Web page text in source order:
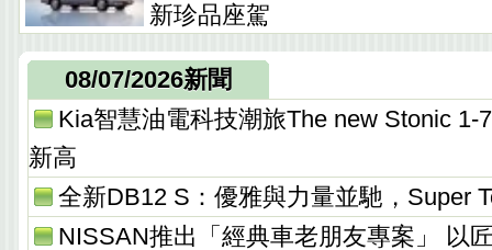
新珍品座駕
08/07/2026新聞
Kia智慧油電科技潮旅The new Stonic 1-
新高
全新DB12 S：優雅與力量並馳，Super
NISSAN推出「經典車老朋友專案」 以